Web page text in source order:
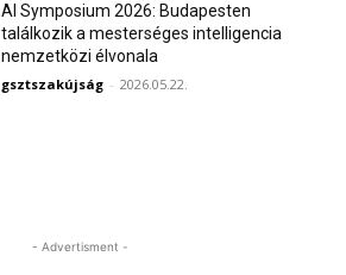
AI Symposium 2026: Budapesten
találkozik a mesterséges intelligencia
nemzetközi élvonala
gsztszakújság - 2026.05.22.
- Advertisment -